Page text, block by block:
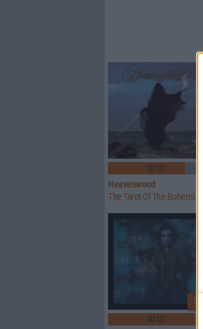
8/10
Heavenwood
3
9/10